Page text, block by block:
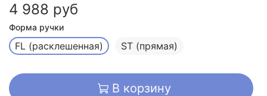
4 988 руб
Форма ручки
FL (расклешенная) ST (прямая)
В корзину